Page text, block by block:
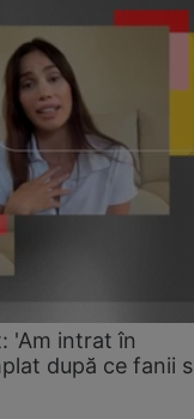
'Am intrat în
după ce fanii